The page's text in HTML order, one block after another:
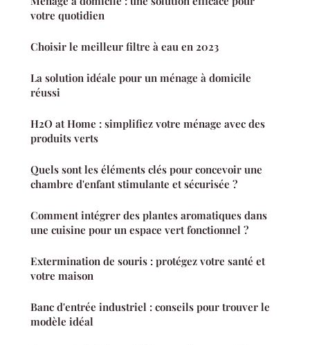
votre quotidien
Choisir le meilleur filtre à eau en 2023
La solution idéale pour un ménage à domicile
réussi
H2O at Home : simplifiez votre ménage avec des
produits verts
Quels sont les éléments clés pour concevoir une
chambre d'enfant stimulante et sécurisée ?
Comment intégrer des plantes aromatiques dans
une cuisine pour un espace vert fonctionnel ?
Extermination de souris : protégez votre santé et
votre maison
Banc d'entrée industriel : conseils pour trouver le
modèle idéal